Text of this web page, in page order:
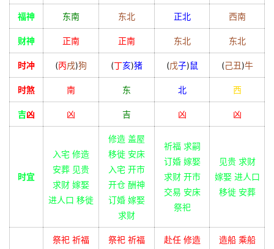
福神 东南 东北 正北 西南
财神 正南 正南 东北 东北
时冲 (丙戌)狗 (丁亥)猪 (戊子)鼠 (己丑)牛
时煞 南 东 北 西
吉凶 凶 吉 凶 凶
时宜
入宅 修造
安葬 见贵
求财 嫁娶
进人口 移徙
修造 盖屋
移徙 安床
入宅 开市
开仓 酬神
订婚 嫁娶
求财
祈福 求嗣
订婚 嫁娶
求财 开市
交易 安床
祭祀
见贵 求财
嫁娶 进人口
移徙 安葬
祭祀 祈福
祭祀 祈福
赴任 修造
造船 乘船